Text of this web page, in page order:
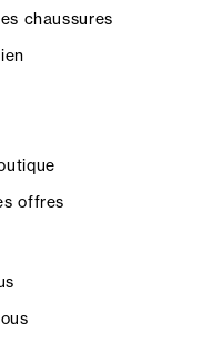
chaussures
offres